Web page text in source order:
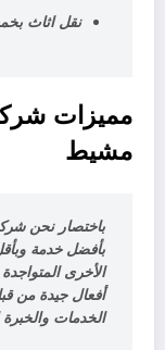
نقل اثاث
مميزات
مشيط
باختصار نحن
بأفضل خدمة
الأخرى
أفعال جيدة من
الخدمات والخبرة